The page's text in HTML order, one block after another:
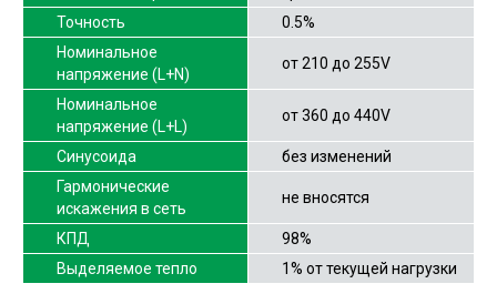
Точность
0.5%
Номинальное
напряжение (L+N)
от 210 до 255V
Номинальное
напряжение (L+L)
от 360 до 440V
Синусоида
без изменений
Гармонические
искажения в сеть
не вносятся
КПД
98%
Выделяемое тепло
1% от текущей нагрузки